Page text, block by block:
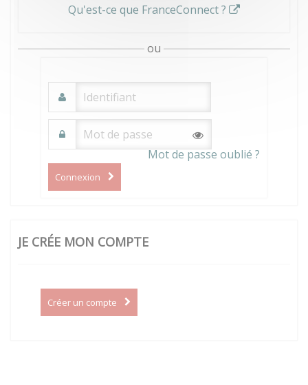
Qu'est-ce que FranceConnect ?
ou
Mot de passe oublié ?
Connexion
JE CRÉE MON COMPTE
Créer un compte